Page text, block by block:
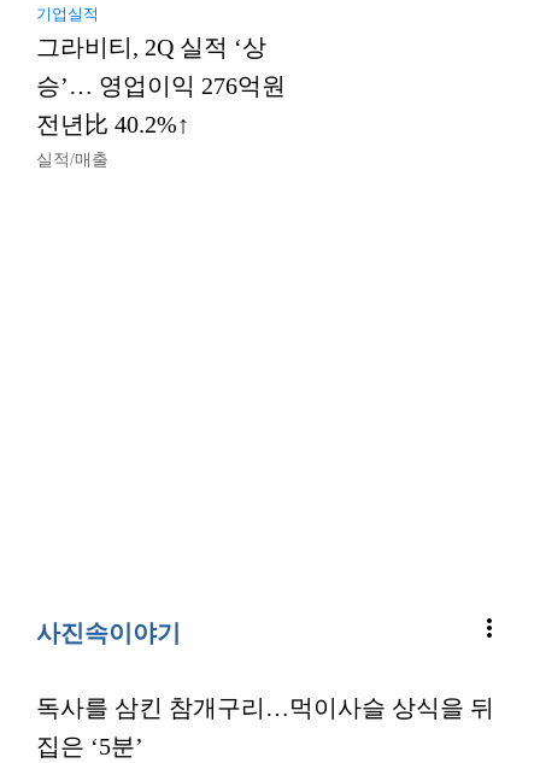
기업실적
그라비티, 2Q 실적 ‘상
승’… 영업이익 276억원
전년比 40.2%↑
실적/매출
사진속이야기 more_vert
독사를 삼킨 참개구리…먹이사슬 상식을 뒤
집은 ‘5분’